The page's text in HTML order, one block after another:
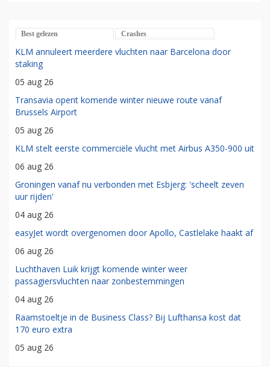
Best gelezen Crashes
KLM annuleert meerdere vluchten naar Barcelona door
staking
05 aug 26
Transavia opent komende winter nieuwe route vanaf
Brussels Airport
05 aug 26
KLM stelt eerste commerciële vlucht met Airbus A350-900 uit
06 aug 26
Groningen vanaf nu verbonden met Esbjerg: 'scheelt zeven
uur rijden'
04 aug 26
easyJet wordt overgenomen door Apollo, Castlelake haakt af
06 aug 26
Luchthaven Luik krijgt komende winter weer
passagiersvluchten naar zonbestemmingen
04 aug 26
Raamstoeltje in de Business Class? Bij Lufthansa kost dat
170 euro extra
05 aug 26